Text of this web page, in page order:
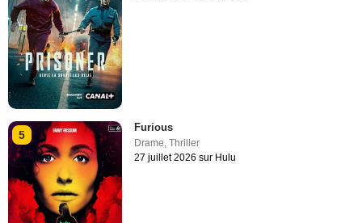
5
Furious
Drame,Thriller
27 juillet 2026 sur Hulu